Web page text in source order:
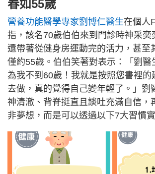
春如55歲
營養功能醫學專家劉博仁醫生在個人
指，該名70歲伯伯來到門診時神采奕
還帶著從健身房運動完的活力，甚至
僅約55歲。伯伯笑著對表示：「劉醫
為我不到60歲！我就是按照您書裡的
去做，真的覺得自己變年輕了。」劉
神清澈、背脊挺直且談吐充滿自信，
非夢想，而是可以透過以下7大習慣實